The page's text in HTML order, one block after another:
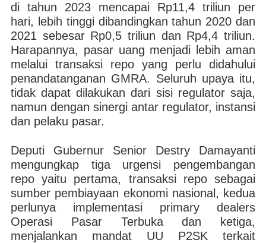
di tahun 2023 mencapai Rp11,4 triliun per
hari, lebih tinggi dibandingkan tahun 2020 dan
2021 sebesar Rp0,5 triliun dan Rp4,4 triliun.
Harapannya, pasar uang menjadi lebih aman
melalui transaksi repo yang perlu didahului
penandatanganan GMRA. Seluruh upaya itu,
tidak dapat dilakukan dari sisi regulator saja,
namun dengan sinergi antar regulator, instansi
dan pelaku pasar.
Deputi Gubernur Senior Destry Damayanti
mengungkap tiga urgensi pengembangan
repo yaitu pertama, transaksi repo sebagai
sumber pembiayaan ekonomi nasional, kedua
perlunya implementasi primary dealers
Operasi Pasar Terbuka dan ketiga,
menjalankan mandat UU P2SK terkait